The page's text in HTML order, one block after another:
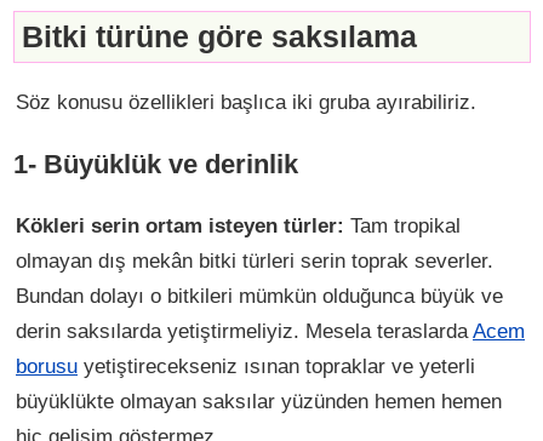
Bitki türüne göre saksılama
Söz konusu özellikleri başlıca iki gruba ayırabiliriz.
1- Büyüklük ve derinlik
Kökleri serin ortam isteyen türler: Tam tropikal
olmayan dış mekân bitki türleri serin toprak severler.
Bundan dolayı o bitkileri mümkün olduğunca büyük ve
derin saksılarda yetiştirmeliyiz. Mesela teraslarda Acem
borusu yetiştirecekseniz ısınan topraklar ve yeterli
büyüklükte olmayan saksılar yüzünden hemen hemen
hiç gelişim göstermez.